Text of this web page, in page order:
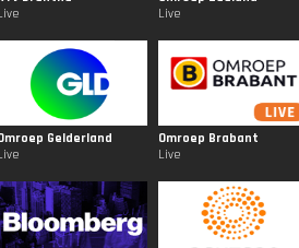
Live
Gelderland
Omroep Brabant
Live